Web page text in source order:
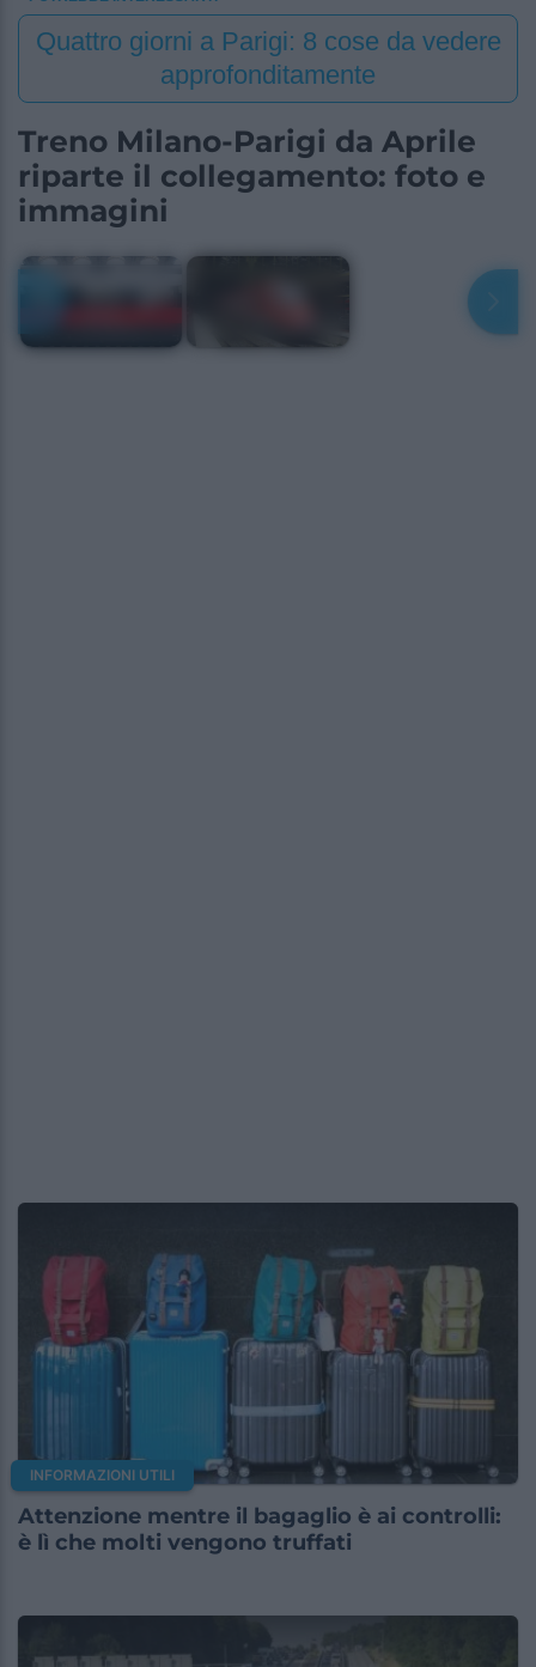
Quattro giorni a Parigi: 8 cose da vedere
approfonditamente
Treno Milano-Parigi da Aprile
riparte il collegamento: foto e
immagini
INFORMAZIONI UTILI
Attenzione mentre il bagaglio è ai controlli:
è lì che molti vengono truffati